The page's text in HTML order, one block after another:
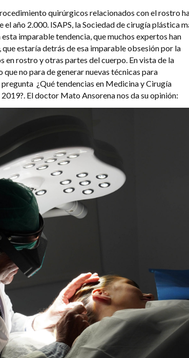
quirúrgicos relacionados con el rostro
año 2.000. ISAPS, la Sociedad de cirugía plástica
imparable tendencia, que muchos expertos han
, que estaría detrás de esa imparable obsesión por la
rostro y otras partes del cuerpo. En vista de la
no para de generar nuevas técnicas para
¿Qué tendencias en Medicina y Cirugía
El doctor Mato Ansorena nos da su opinión: